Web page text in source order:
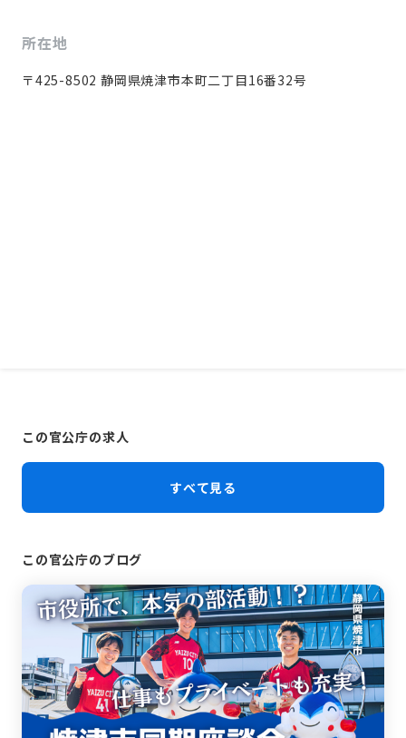
所在地
〒425-8502 静岡県焼津市本町二丁目16番32号
この官公庁の求人
すべて見る
この官公庁のブログ